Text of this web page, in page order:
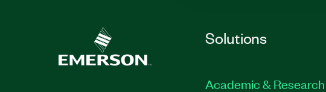
Solutions
Academic & Research